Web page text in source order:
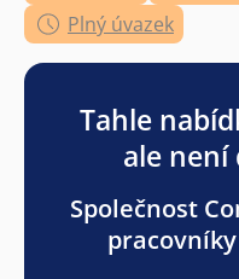
Plný úvazek
Tahle
ale není
Společnost